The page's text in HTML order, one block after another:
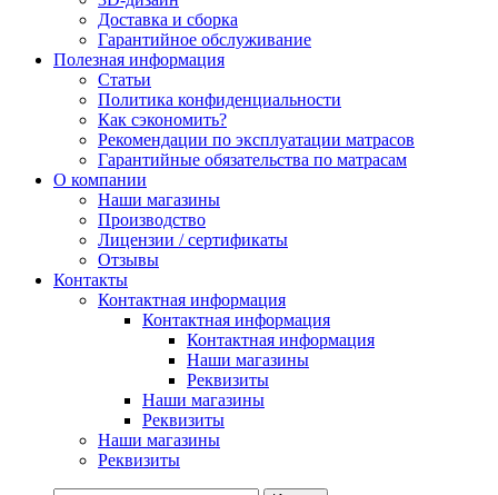
Доставка и сборка
Гарантийное обслуживание
Полезная информация
Статьи
Политика конфиденциальности
Как сэкономить?
Рекомендации по эксплуатации матрасов
Гарантийные обязательства по матрасам
О компании
Наши магазины
Производство
Лицензии / сертификаты
Отзывы
Контакты
Контактная информация
Контактная информация
Контактная информация
Наши магазины
Реквизиты
Наши магазины
Реквизиты
Наши магазины
Реквизиты